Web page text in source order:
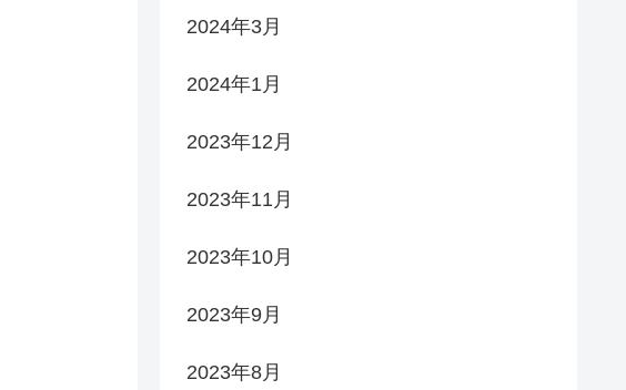
2024年3月
2024年1月
2023年12月
2023年11月
2023年10月
2023年9月
2023年8月